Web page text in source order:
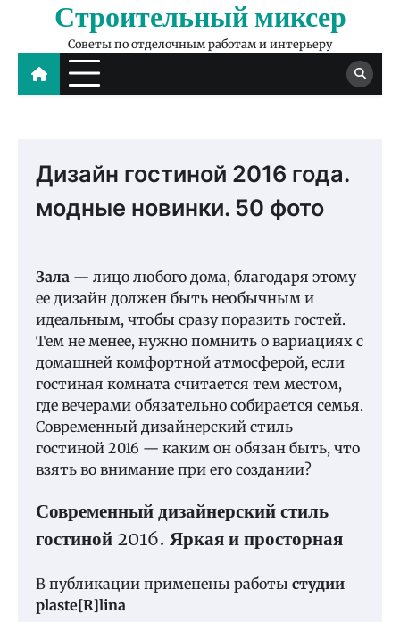
content
Строительный миксер
Советы по отделочным работам и интерьеру
Дизайн гостиной 2016 года.
модные новинки. 50 фото
Зала — лицо любого дома, благодаря этому
ее дизайн должен быть необычным и
идеальным, чтобы сразу поразить гостей.
Тем не менее, нужно помнить о вариациях с
домашней комфортной атмосферой, если
гостиная комната считается тем местом,
где вечерами обязательно собирается семья.
Современный дизайнерский стиль
гостиной 2016 — каким он обязан быть, что
взять во внимание при его создании?
Современный дизайнерский стиль
гостиной 2016. Яркая и просторная
В публикации применены работы студии
plaste[R]lina